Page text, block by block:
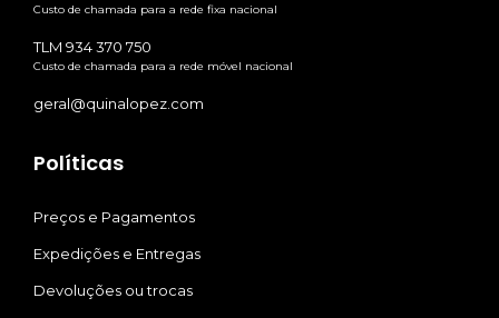
Custo de chamada para a rede fixa nacional
TLM 934 370 750
Custo de chamada para a rede móvel nacional
geral@quinalopez.com
Políticas
Preços e Pagamentos
Expedições e Entregas
Devoluções ou trocas